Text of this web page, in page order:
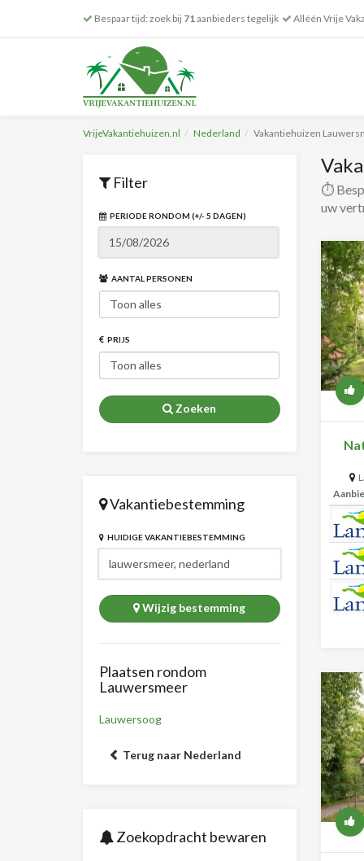
Bespaar tijd: zoek bij 71aanbieders tegelijk Alléén Vrije
VrijeVakantiehuizen.nl Nederland Vakantiehuizen
Filter
PERIODE RONDOM (+/- 5 DAGEN)
AANTAL PERSONEN
PRIJS
Zoeken
Vakantiebestemming
HUIDIGE VAKANTIEBESTEMMING
Wijzig bestemming
Plaatsen rondom
Lauwersmeer
Lauwersoog
Terug naar Nederland
Zoekopdracht bewaren
⏱️
uw